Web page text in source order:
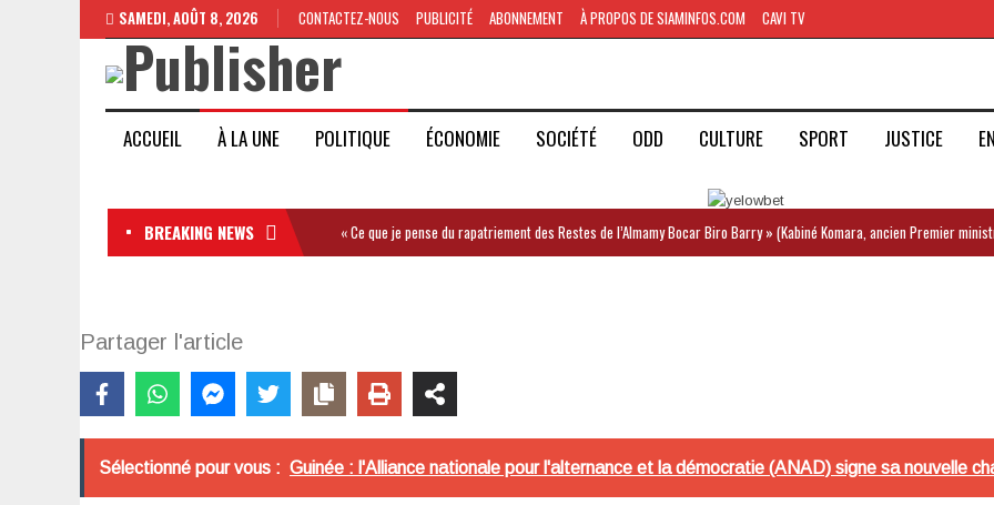
SAMEDI, AOÛT 8, 2026 CONTACTEZ-NOUS PUBLICITÉ ABONNEMENT À PROPOS DE SIAMINFOS.COM CAVI TV
ACCUEIL À LA UNE POLITIQUE ÉCONOMIE SOCIÉTÉ ODD CULTURE SPORT JUSTICE
BREAKING NEWS « Ce que je pense du rapatriement des Restes de l’Almamy Bocar Biro Barry » (Kabiné Komara, ancien Premier
Partager l'article
Sélectionné pour vous : Guinée : l'Alliance nationale pour l'alternance et la démocratie (ANAD) signe sa nouvelle